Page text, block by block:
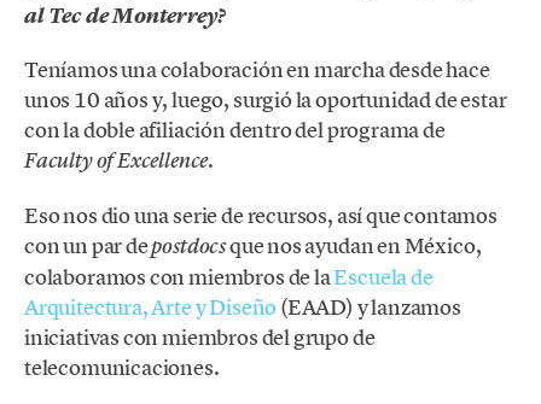
al Tec de Monterrey?
Teníamos una colaboración en marcha desde hace
unos 10 años y, luego, surgió la oportunidad de estar
con la doble afiliación dentro del programa de
Faculty of Excellence.
Eso nos dio una serie de recursos, así que contamos
con un par depostdocsque nos ayudan en México,
colaboramos con miembros de laEscuela de
Arquitectura, Arte y Diseño(EAAD) y lanzamos
iniciativas con miembros del grupo de
telecomunicaciones.